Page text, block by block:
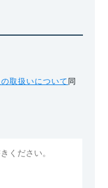
取扱いについて同